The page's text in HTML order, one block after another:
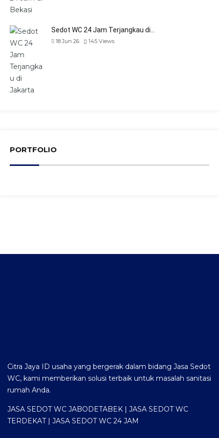
Sedot WC 24 Jam Terjangkau di…
18 Jun 26 145 Views
PORTFOLIO
Citra Jaya ID usaha yang bergerak dalam bidang Jasa Sedot
WC, kami memberikan solusi terbaik untuk masalah sanitasi
rumah Anda.
JASA SEDOT WC JABODETABEK | JASA SEDOT WC
TERDEKAT | JASA SEDOT WC 24 JAM